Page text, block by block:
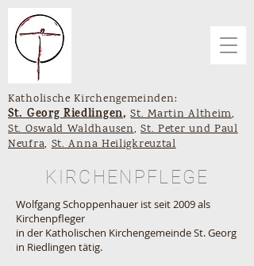
Katholische Kirchengemeinden:
St. Georg Riedlingen, St. Martin Altheim,
St. Oswald Waldhausen,St. Peter und Paul
Neufra, St. Anna Heiligkreuztal
KIRCHENPFLEGE
Wolfgang Schoppenhauer ist seit 2009 als
Kirchenpfleger
in der Katholischen Kirchengemeinde St. Georg
in Riedlingen tätig.